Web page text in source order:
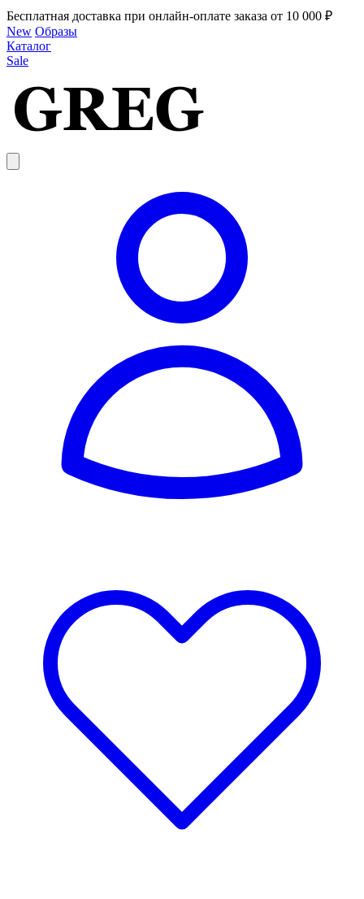
Бесплатная доставка при онлайн-оплате заказа от 10 000 ₽
New Образы
Каталог
Sale